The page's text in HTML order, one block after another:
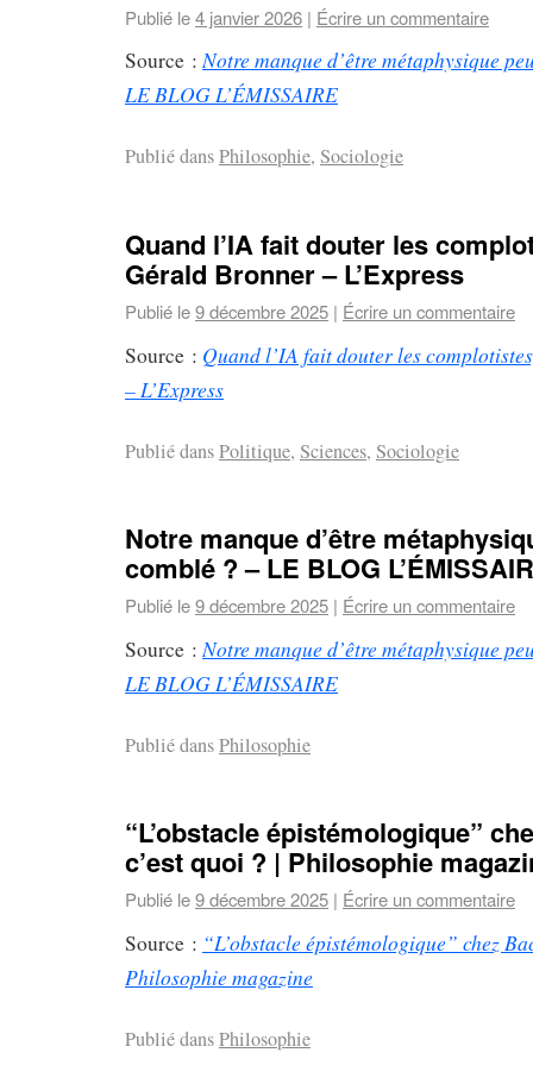
Publié le4 janvier 2026 | Écrire un commentaire
Source :Notre manque d’être métaphysique
LE BLOG L’ÉMISSAIRE
Publié dansPhilosophie, Sociologie
Quand l’IA fait douter les
Gérald Bronner – L’Express
Publié le9 décembre 2025 | Écrire un commentaire
Source : Quand l’IA fait douter les
– L’Express
Publié dansPolitique, Sciences, Sociologie
Notre manque d’être
comblé ? – LE BLOG
Publié le9 décembre 2025 | Écrire un commentaire
Source :Notre manque d’être métaphysique
LE BLOG L’ÉMISSAIRE
Publié dansPhilosophie
“L’obstacle épistémologique”
c’est quoi ? | Philosophie
Publié le9 décembre 2025 | Écrire un commentaire
Source : “L’obstacle épistémologique” chez
Philosophie magazine
Publié dansPhilosophie